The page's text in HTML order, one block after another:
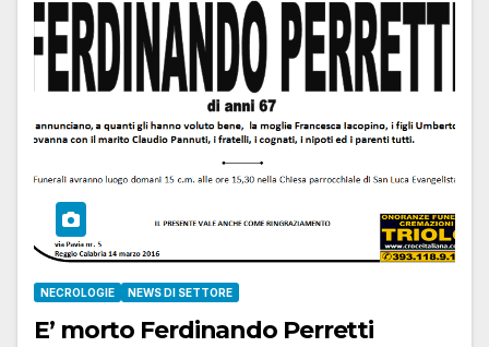
NECROLOGIE NEWS DI SETTORE
E’ morto Ferdinando Perretti